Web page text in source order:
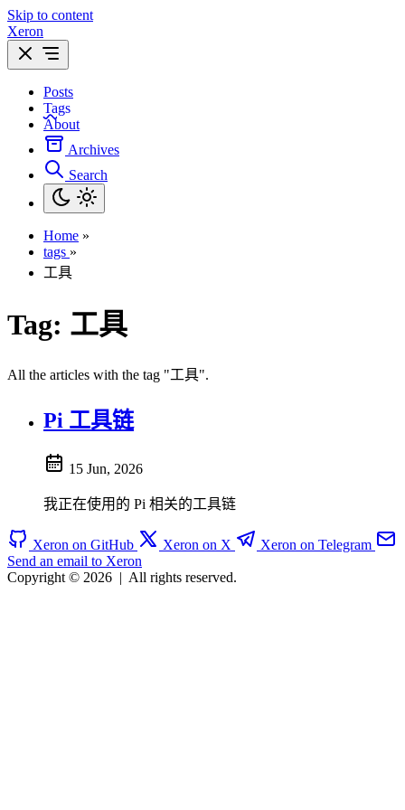
Skip to content
Xeron
Posts
Tags
About
Archives
Search
Home »
tags »
工具
Tag: 工具
All the articles with the tag "工具".
Pi 工具链
15 Jun, 2026
我正在使用的 Pi 相关的工具链
Xeron on GitHub Xeron on X
Xeron on Telegram
Send an email to Xeron
Copyright © 2026 | All rights reserved.